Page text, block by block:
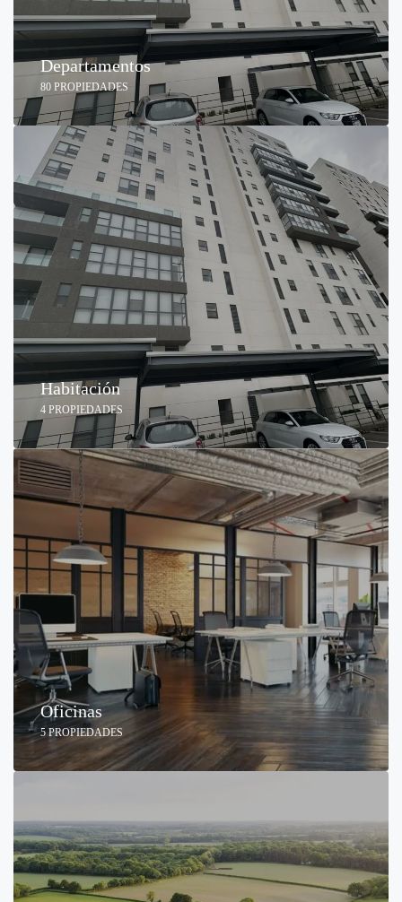
Departamentos
80 PROPIEDADES
Habitación
4 PROPIEDADES
Oficinas
5 PROPIEDADES